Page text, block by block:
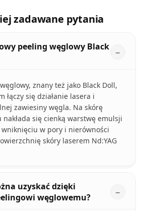
zadawane pytania
peeling węglowy Black
znany też jako Black Doll,
łączy się działanie lasera i
zawiesiny węgla. Na skórę
się cienką warstwę emulsji
w pory i nierówności
skóry laserem Nd:YAG
uzyskać dzięki
węglowemu?